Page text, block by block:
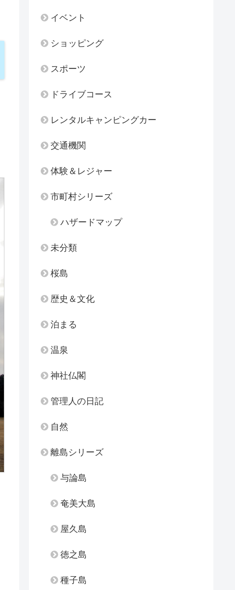
イベント
ショッピング
スポーツ
ドライブコース
レンタルキャンピングカー
交通機関
体験＆レジャー
市町村シリーズ
ハザードマップ
未分類
桜島
歴史＆文化
泊まる
温泉
神社仏閣
管理人の日記
自然
離島シリーズ
与論島
奄美大島
屋久島
徳之島
種子島